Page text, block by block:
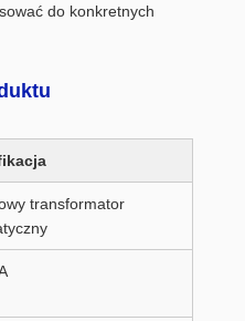
do konkretnych
transformator